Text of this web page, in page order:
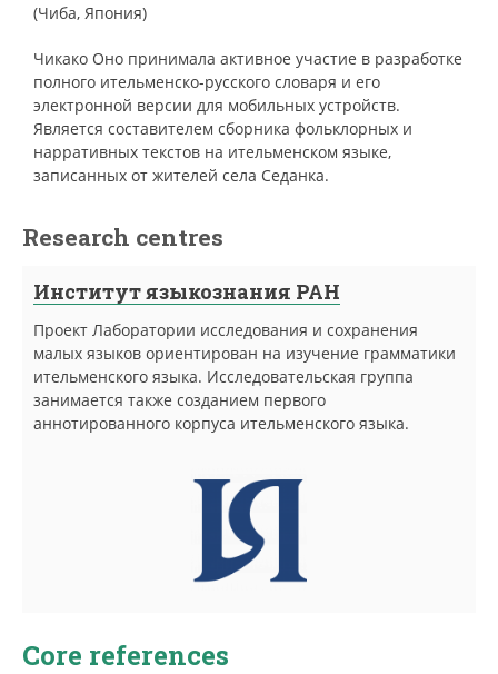
(Чиба, Япония)
Чикако Оно принимала активное участие в разработке
полного ительменско-русского словаря и его
электронной версии для мобильных устройств.
Является составителем сборника фольклорных и
нарративных текстов на ительменском языке,
записанных от жителей села Седанка.
Research centres
Институт языкознания РАН
Проект Лаборатории исследования и сохранения
малых языков ориентирован на изучение грамматики
ительменского языка. Исследовательская группа
занимается также созданием первого
аннотированного корпуса ительменского языка.
Core references